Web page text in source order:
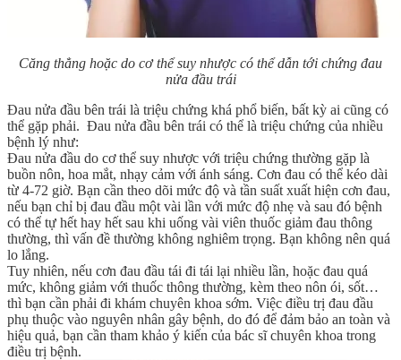
Căng thẳng hoặc do cơ thể suy nhược có thể dẫn tới chứng đau
nửa đầu trái
Đau nửa đầu bên trái là triệu chứng khá phổ biến, bất kỳ ai cũng có
thể gặp phải. Đau nửa đầu bên trái có thể là triệu chứng của nhiều
bệnh lý như:
Đau nửa đầu do cơ thể suy nhược với triệu chứng thường gặp là
buồn nôn, hoa mắt, nhạy cảm với ánh sáng. Cơn đau có thể kéo dài
từ 4-72 giờ. Bạn cần theo dõi mức độ và tần suất xuất hiện cơn đau,
nếu bạn chỉ bị đau đầu một vài lần với mức độ nhẹ và sau đó bệnh
có thể tự hết hay hết sau khi uống vài viên thuốc giảm đau thông
thường, thì vấn đề thường không nghiêm trọng. Bạn không nên quá
lo lắng.
Tuy nhiên, nếu cơn đau đầu tái đi tái lại nhiều lần, hoặc đau quá
mức, không giảm với thuốc thông thường, kèm theo nôn ói, sốt…
thì bạn cần phải đi khám chuyên khoa sớm. Việc điều trị đau đầu
phụ thuộc vào nguyên nhân gây bệnh, do đó để đảm bảo an toàn và
hiệu quả, bạn cần tham khảo ý kiến của bác sĩ chuyên khoa trong
điều trị bệnh.